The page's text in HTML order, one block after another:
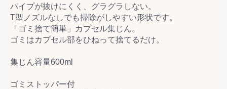
パイプが抜けにくく、グラグラしない。
T型ノズルなしでも掃除がしやすい形状です。
「ゴミ捨て簡単」カプセル集じん。
ゴミはカプセル部をひねって捨てるだけ。
集じん容量600ml
ゴミストッパー付